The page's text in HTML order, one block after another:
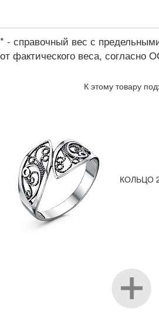
* - справочный вес с
от фактического веса, согласно
К этому товару
КОЛЬЦО